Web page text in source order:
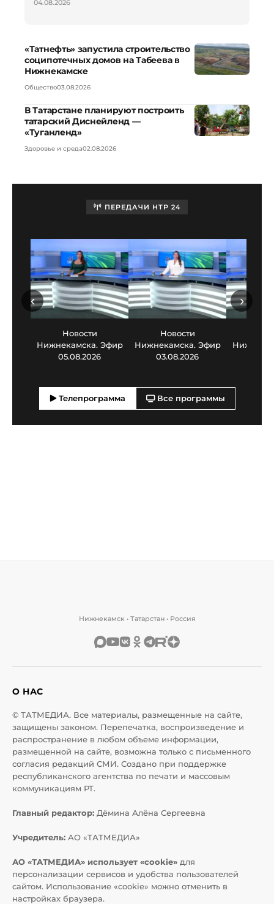
04.08.2026
«Татнефть» запустила строительство
соципотечных домов на Табеева в
Нижнекамске
Общество03.08.2026
В Татарстане планируют построить
татарский Диснейленд —
«Туганленд»
Здоровье и среда02.08.2026
ПЕРЕДАЧИ НТР 24
Новости
Нижнекамска. Эфир
05.08.2026
Новости
Нижнекамска. Эфир
03.08.2026
‹ ›
Телепрограмма Все программы
Нижнекамск • Татарстан • Россия
О НАС
© ТАТМЕДИА. Все материалы, размещенные на сайте,
защищены законом. Перепечатка, воспроизведение и
распространение в любом объеме информации,
размещенной на сайте, возможна только с письменного
согласия редакций СМИ. Создано при поддержке
республиканского агентства по печати и массовым
коммуникациям РТ.
Главный редактор: Дёмина Алёна Сергеевна
Учредитель: АО «ТАТМЕДИА»
АО «ТАТМЕДИА» использует «cookie» для
персонализации сервисов и удобства пользователей
сайтом. Использование «cookie» можно отменить в
настройках браузера.